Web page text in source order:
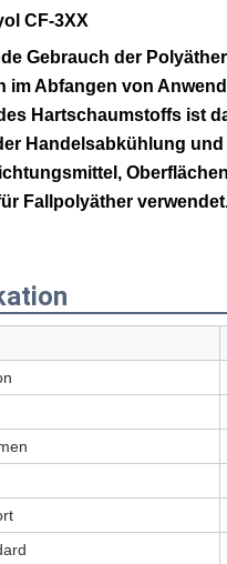
CF-3XX
Gebrauch der
im Abfangen von
Hartschaumstoffs ist
Handelsabkühlung
Fallpolyäther